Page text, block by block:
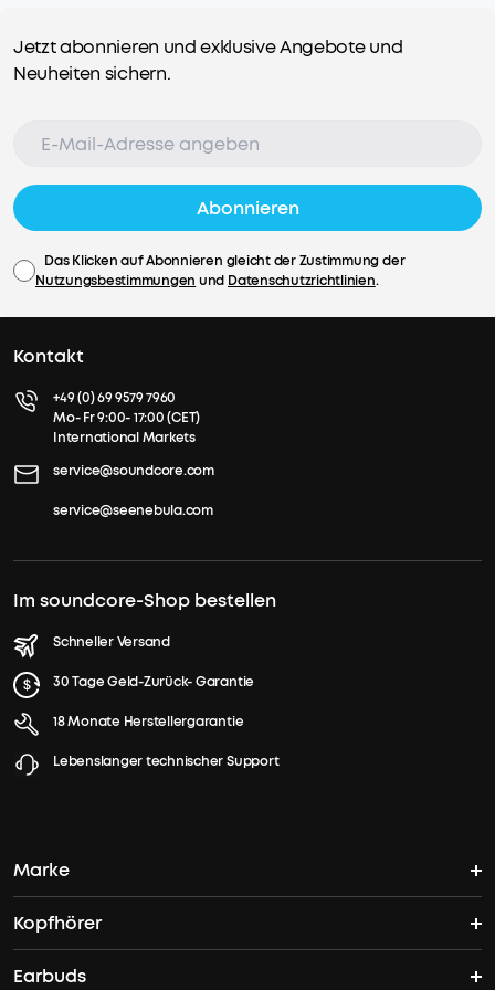
Jetzt abonnieren und exklusive Angebote und
Neuheiten sichern.
Abonnieren
Das Klicken auf Abonnieren gleicht der Zustimmung der
Nutzungsbestimmungen und Datenschutzrichtlinien.
Kontakt
+49 (0) 69 9579 7960
Mo- Fr 9:00- 17:00 (CET)
International Markets
service@soundcore.com
service@seenebula.com
Im soundcore-Shop bestellen
Schneller Versand
30 Tage Geld-Zurück- Garantie
18 Monate Herstellergarantie
Lebenslanger technischer Support
Marke
soundcores Geschichte
Wo finde ich soundcore?
Kopfhörer
Bluetooth Kopfhörer
Earbuds